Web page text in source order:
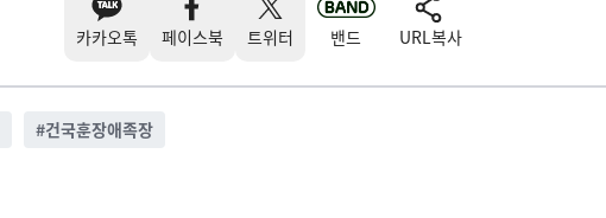
카카오톡 페이스북 트위터 밴드 URL복사
#건국훈장애족장